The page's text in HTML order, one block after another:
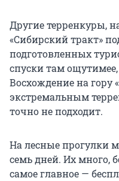
Другие терренкуры,
«Сибирский тракт»
подготовленных
спуски там
Восхождение на гору
экстремальным
точно не подходит.
На лесные прогулки
семь дней. Их много,
самое главное —